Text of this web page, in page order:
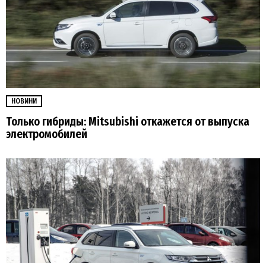
НОВИНИ
Только гибриды: Mitsubishi откажется от выпуска
электромобилей